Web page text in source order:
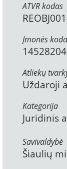
ATVR kodas
Įmonės
Atliekų
Uždaroji
Kategorija
Juridinis
Savivaldybė
Šiaulių